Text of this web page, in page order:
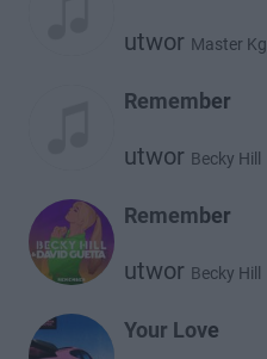
utwor Master Kg
Remember
utwor Becky Hill
Remember
utwor Becky Hill
Your Love